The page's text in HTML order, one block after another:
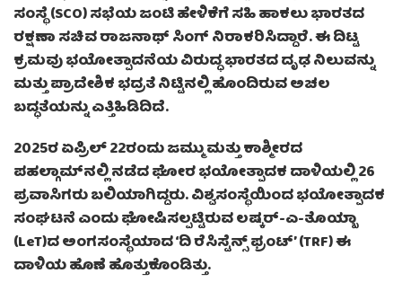
ಸಂಸ್ಥೆ (SCO) ಸಭೆಯ ಜಂಟಿ ಹೇಳಿಕೆಗೆ ಸಹಿ ಹಾಕಲು ಭಾರತದ
ರಕ್ಷಣಾ ಸಚಿವ ರಾಜನಾಥ್ ಸಿಂಗ್ ನಿರಾಕರಿಸಿದ್ದಾರೆ. ಈ ದಿಟ್ಟ
ಕ್ರಮವು ಭಯೋತ್ಪಾದನೆಯ ವಿರುದ್ಧ ಭಾರತದ ದೃಢ ನಿಲುವನ್ನು
ಮತ್ತು ಪ್ರಾದೇಶಿಕ ಭದ್ರತೆ ನಿಟ್ಟಿನಲ್ಲಿ ಹೊಂದಿರುವ ಅಚಲ
ಬದ್ಧತೆಯನ್ನು ಎತ್ತಿಹಿಡಿದಿದೆ.
2025ರ ಏಪ್ರಿಲ್ 22ರಂದು ಜಮ್ಮು ಮತ್ತು ಕಾಶ್ಮೀರದ
ಪಹಲ್ಗಾಮ್‌ನಲ್ಲಿ ನಡೆದ ಘೋರ ಭಯೋತ್ಪಾದಕ ದಾಳಿಯಲ್ಲಿ 26
ಪ್ರವಾಸಿಗರು ಬಲಿಯಾಗಿದ್ದರು. ವಿಶ್ವಸಂಸ್ಥೆಯಿಂದ ಭಯೋತ್ಪಾದಕ
ಸಂಘಟನೆ ಎಂದು ಘೋಷಿಸಲ್ಪಟ್ಟಿರುವ ಲಷ್ಕರ್-ಎ-ತೊಯ್ಬಾ
(LeT)ದ ಅಂಗಸಂಸ್ಥೆಯಾದ ‘ದಿ ರೆಸಿಸ್ಟೆನ್ಸ್ ಫ್ರಂಟ್’ (TRF) ಈ
ದಾಳಿಯ ಹೊಣೆ ಹೊತ್ತುಕೊಂಡಿತ್ತು.